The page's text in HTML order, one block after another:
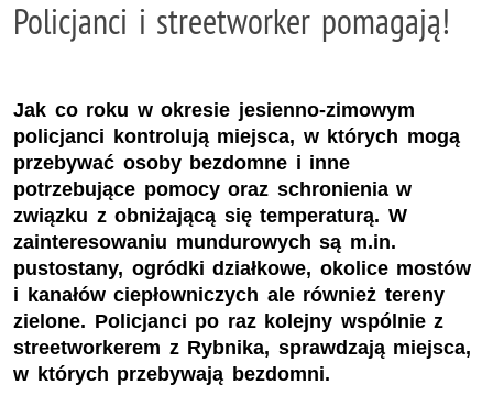
Policjanci i streetworker pomagają!
Jak co roku w okresie jesienno-zimowym
policjanci kontrolują miejsca, w których mogą
przebywać osoby bezdomne i inne
potrzebujące pomocy oraz schronienia w
związku z obniżającą się temperaturą. W
zainteresowaniu mundurowych są m.in.
pustostany, ogródki działkowe, okolice mostów
i kanałów ciepłowniczych ale również tereny
zielone. Policjanci po raz kolejny wspólnie z
streetworkerem z Rybnika, sprawdzają miejsca,
w których przebywają bezdomni.